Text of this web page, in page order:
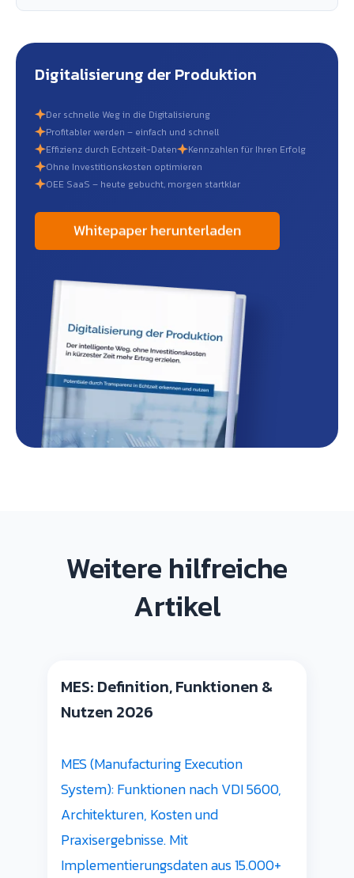
Digitalisierung der Produktion
Der schnelle Weg in die Digitalisierung
Profitabler werden – einfach und schnell
Effizienz durch Echtzeit-Daten
Kennzahlen für Ihren Erfolg
Ohne Investitionskosten optimieren
OEE SaaS – heute gebucht, morgen startklar
Weitere hilfreiche
Artikel
MES: Definition, Funktionen &
Nutzen 2026
MES (Manufacturing Execution
System): Funktionen nach VDI 5600,
Architekturen, Kosten und
Praxisergebnisse. Mit
Implementierungsdaten aus 15.000+